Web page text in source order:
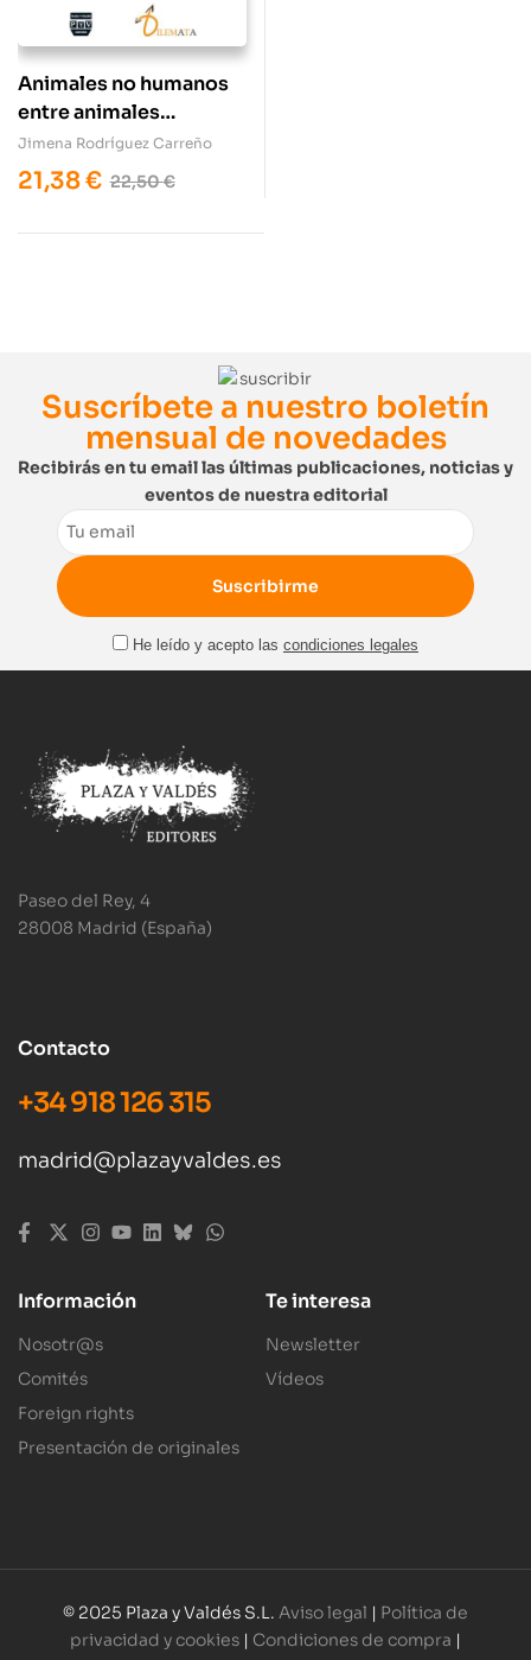
Animales no humanos
entre animales
humanos
Jimena Rodríguez Carreño
22,50€
21,38€
Suscríbete a nuestro boletín
mensual de novedades
Recibirás en tu email las últimas publicaciones, noticias y
eventos de nuestra editorial
Email
He leído y acepto las condiciones legales
Paseo del Rey, 4
28008 Madrid (España)
Contacto
+34 918 126 315
madrid@plazayvaldes.es
Información
Nosotr@s
Comités
Foreign rights
Presentación de originales
Te interesa
Newsletter
Vídeos
© 2025 Plaza y Valdés S.L. Aviso legal | Política de
privacidad y cookies | Condiciones de compra |